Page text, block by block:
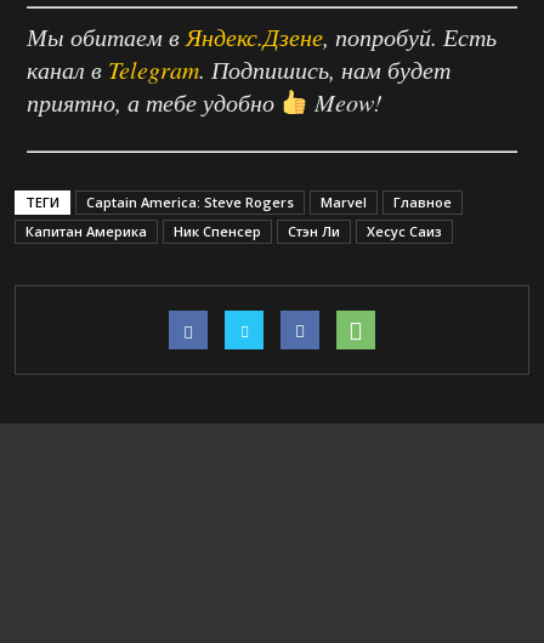
Мы обитаем в Яндекс.Дзене, попробуй. Есть
канал в Telegram. Подпишись, нам будет
приятно, а тебе удобно
Meow!
ТЕГИ Captain America: Steve Rogers Marvel
Главное
Капитан Америка
Ник Спенсер Стэн Ли Хесус Саиз